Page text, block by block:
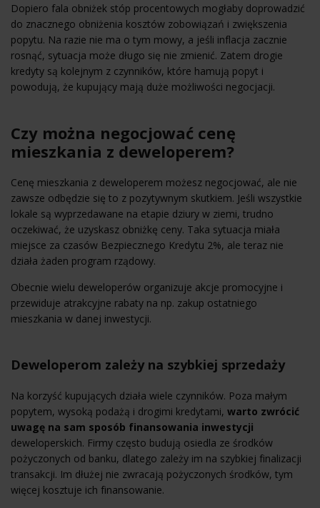
Dopiero fala obniżek stóp procentowych mogłaby doprowadzić
do znacznego obniżenia kosztów zobowiązań i zwiększenia
popytu. Na razie nie ma o tym mowy, a jeśli inflacja zacznie
rosnąć, sytuacja może długo się nie zmienić. Zatem drogie
kredyty są kolejnym z czynników, które hamują popyt i
powodują, że kupujący mają duże możliwości negocjacji.
Czy można negocjować cenę
mieszkania z deweloperem?
Cenę mieszkania z deweloperem możesz negocjować, ale nie
zawsze odbędzie się to z pozytywnym skutkiem. Jeśli wszystkie
lokale są wyprzedawane na etapie dziury w ziemi, trudno
oczekiwać, że uzyskasz obniżkę ceny. Taka sytuacja miała
miejsce za czasów Bezpiecznego Kredytu 2%, ale teraz nie
działa żaden program rządowy.
Obecnie wielu deweloperów organizuje akcje promocyjne i
przewiduje atrakcyjne rabaty na np. zakup ostatniego
mieszkania w danej inwestycji.
Deweloperom zależy na szybkiej sprzedaży
Na korzyść kupujących działa wiele czynników. Poza małym
popytem, wysoką podażą i drogimi kredytami, warto zwrócić
uwagę na sam sposób finansowania inwestycji
deweloperskich. Firmy często budują osiedla ze środków
pożyczonych od banku, dlatego zależy im na szybkiej finalizacji
transakcji. Im dłużej nie zwracają pożyczonych środków, tym
więcej kosztuje ich finansowanie.